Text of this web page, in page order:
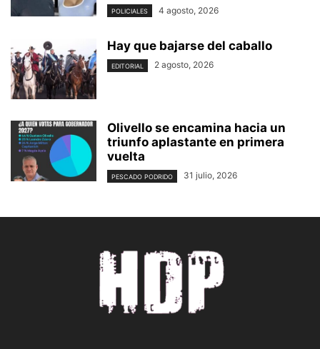
POLICIALES 4 agosto, 2026
Hay que bajarse del caballo
EDITORIAL 2 agosto, 2026
Olivello se encamina hacia un
triunfo aplastante en primera
vuelta
PESCADO PODRIDO 31 julio, 2026